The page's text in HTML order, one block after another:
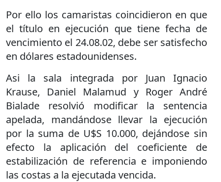
Por ello los camaristas coincidieron en que
el título en ejecución que tiene fecha de
vencimiento el 24.08.02, debe ser satisfecho
en dólares estadounidenses.
Asi la sala integrada por Juan Ignacio
Krause, Daniel Malamud y Roger André
Bialade resolvió modificar la sentencia
apelada, mandándose llevar la ejecución
por la suma de U$S 10.000, dejándose sin
efecto la aplicación del coeficiente de
estabilización de referencia e imponiendo
las costas a la ejecutada vencida.